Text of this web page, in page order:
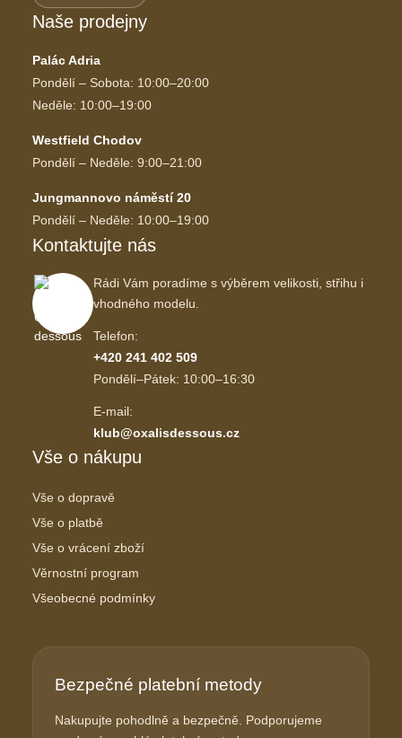
Naše prodejny
Palác Adria
Pondělí – Sobota: 10:00–20:00
Neděle: 10:00–19:00
Westfield Chodov
Pondělí – Neděle: 9:00–21:00
Jungmannovo náměstí 20
Pondělí – Neděle: 10:00–19:00
Kontaktujte nás
Rádi Vám poradíme s výběrem velikosti, střihu i
vhodného modelu.
Telefon:
+420 241 402 509
Pondělí–Pátek: 10:00–16:30
E-mail:
klub@oxalisdessous.cz
Vše o nákupu
Vše o dopravě
Vše o platbě
Vše o vrácení zboží
Věrnostní program
Všeobecné podmínky
Bezpečné platební metody
Nakupujte pohodlně a bezpečně. Podporujeme